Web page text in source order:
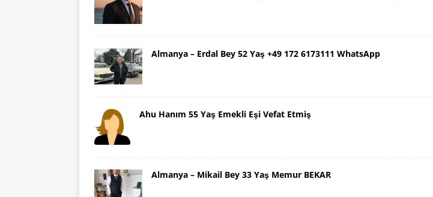
Almanya – Erdal Bey 52 Yaş +49 172 6173111 WhatsApp
Ahu Hanım 55 Yaş Emekli Eşi Vefat Etmiş
Almanya – Mikail Bey 33 Yaş Memur BEKAR